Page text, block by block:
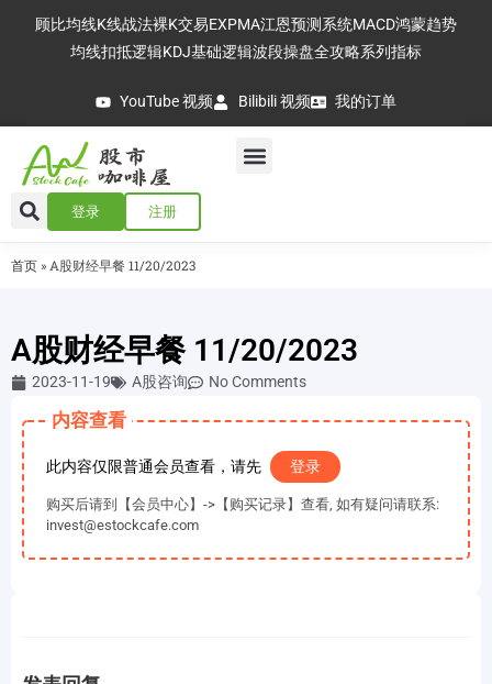
顾比均线K线战法裸K交易EXPMA江恩预测系统MACD鸿蒙趋势
均线扣抵逻辑KDJ基础逻辑波段操盘全攻略系列指标
YouTube 视频 Bilibili 视频 我的订单
登录 注册
首页 » A股财经早餐 11/20/2023
A股财经早餐 11/20/2023
2023-11-19 A股咨询 No Comments
内容查看
此内容仅限普通会员查看，请先 登录
购买后请到【会员中心】->【购买记录】查看, 如有疑问请联系:
invest@estockcafe.com